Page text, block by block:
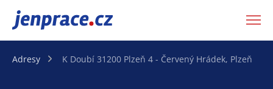
JenPráce.cz
Adresy K Doubí 31200 Plzeň 4 - Červený Hrádek, Plzeň